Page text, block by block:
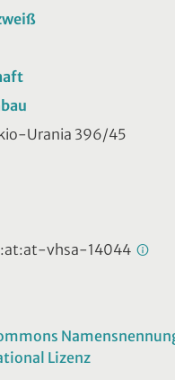
Urania 396/45
vhsa-14044
Lizenz